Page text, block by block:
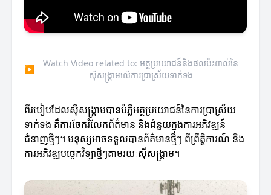
▶
Watch Video related to: អត្ថប្រយោជន៍និងផលប៉ះពាល់នៃ
ស៊ីសង្រ្គាមលើការប្រាស្រ័យទាក់ទង
ពីរបៀបដែលស៊ីសង្រ្គាមបានបំភ្លឺអត្ថប្រយោជន៍នៃការប្រាស្រ័យ
ទាក់ទង គឺការចែករំលែកព័ត៌មាន និងជំនួយក្នុងការអភិវឌ្ឍន៍
ជំនាញថ្មីៗ។ មនុស្សអាចទទួលបានព័ត៌មានថ្មីៗ ពីព្រឹត្តិការណ៍ និង
ការអភិវឌ្ឍបច្ចេកវិទ្យាថ្មីៗតាមរយៈស៊ីសង្រ្គាម។